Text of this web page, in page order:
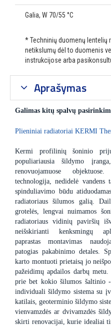
Galia, W 70/55 °C
* Techninių duomenų lentelių
netikslumų dėl to duomenis
instrukcijose arba
Aprašymas
Galimas kitų spalvų
Plieniniai radiatoriai KERMI
Kermi profilinių šoninio
populiariausia šildymo
renovuojamuose
technologija, nedidelė vandens
spinduliavimo būdu
radiatoriaus šilumos galią.
grotelės, lengvai nuimamos
radiatoriaus vidinių paviršių
neišskirianti kenksmingų
paprastas montavimas
patogias pakabinimo detales.
karto montuoti prietaisą jo
pažeidimų apdailos darbų
prie bet kokio šilumos šaltinio
individuali šildymo sistema su
katilais, geoterminio šildymo
vienvamzdės ar dvivamzdės
skirti renovacijai, kurie idealiai